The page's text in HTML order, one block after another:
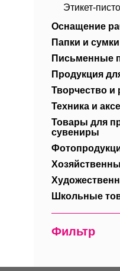
Этикет-
Оснащение
Папки и сумки
Письменные
Продукция
Творчество и
Техника и
Товары для
сувениры
Школьные
Фильтр